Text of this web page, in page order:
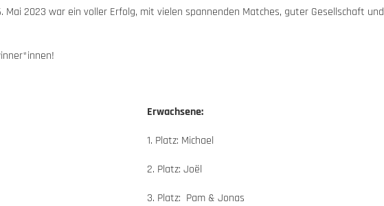
Mai 2023 war ein voller Erfolg, mit vielen spannenden Matches, guter Gesellschaft und
Erwachsene:
1. Platz: Michael
2. Platz: Joël
3. Platz: Pam & Jonas